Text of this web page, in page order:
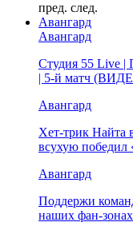
пред. след.
Авангард
Авангард
Студия 55 Live |
| 5-й матч
Авангард
Хет-трик Найта
всухую
Авангард
Поддержи
наших фан-